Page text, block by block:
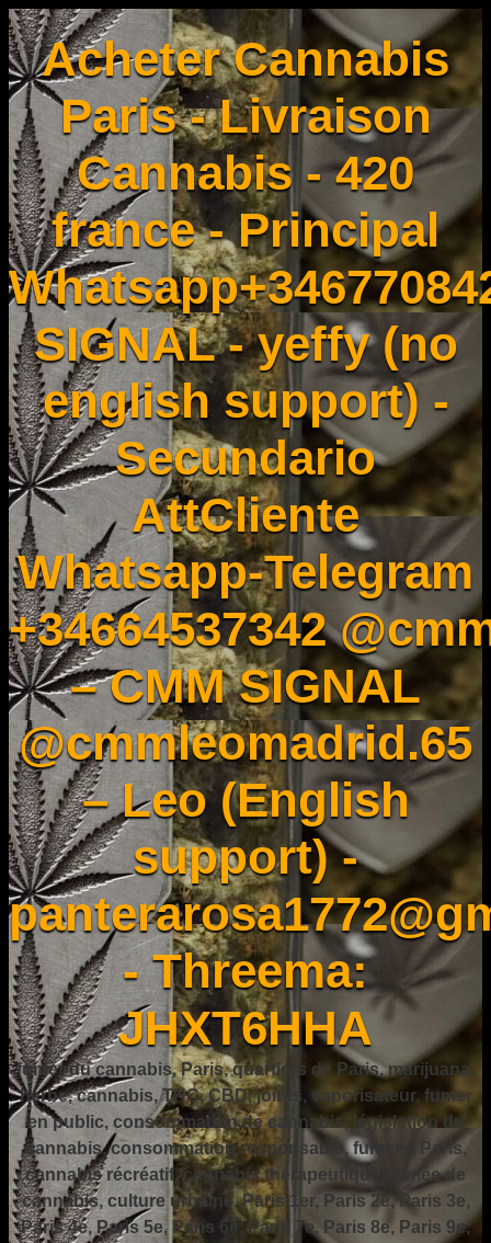
Acheter Cannabis
Paris - Livraison
Cannabis - 420
france - Principal
SIGNAL - yeffy (no
english support) -
Secundario
AttCliente
Whatsapp-Telegram
+34664537342
– CMM SIGNAL
@cmmleomadrid.65
– Leo (English
support) -
- Threema:
JHXT6HHA
fumer du cannabis, Paris, quartiers de Paris, marijuana,
herbe, cannabis, THC, CBD, joints, vaporisateur, fumer
en public, consommation de cannabis, législation du
cannabis, consommation responsable, fumer à Paris,
cannabis récréatif, cannabis thérapeutique, fumée de
cannabis, culture urbaine, Paris 1er, Paris 2e, Paris 3e,
Paris 4e, Paris 5e, Paris 6e, Paris 7e, Paris 8e, Paris 9e,